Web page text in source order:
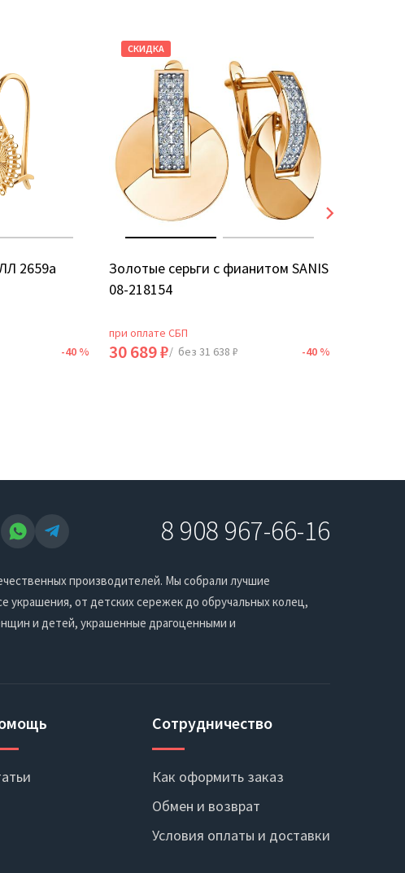
2659а
-40 %
СКИДКА
Золотые серьги с фианитом SANIS
08-218154
при оплате СБП
30 689 ₽/ без 31 638 ₽ -40 %
8 908 967-66-16
производителей. Мы собрали лучшие
от детских сережек до обручальных колец,
и детей, украшенные драгоценными и
Сотрудничество
Как оформить заказ
Обмен и возврат
Условия оплаты и доставки